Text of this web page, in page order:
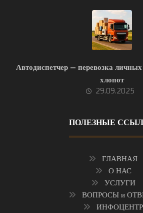
Автодиспетчер — перевозка
хлопот
29.09.2025
ПОЛЕЗНЫЕ
ГЛАВНАЯ
О НАС
УСЛУГИ
ВОПРОСЫ и
ИНФОЦЕНТР